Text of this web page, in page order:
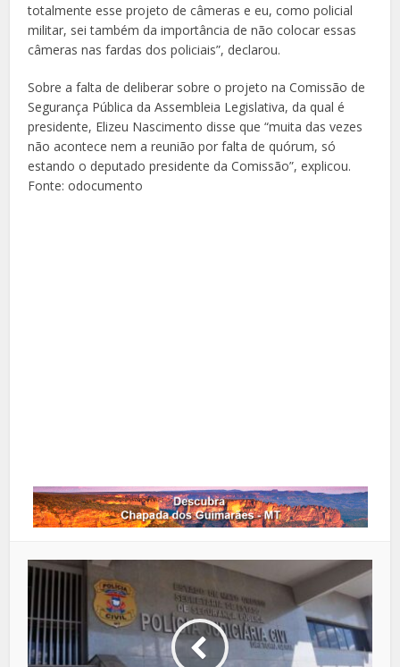
totalmente esse projeto de câmeras e eu, como policial
militar, sei também da importância de não colocar essas
câmeras nas fardas dos policiais”, declarou.
Sobre a falta de deliberar sobre o projeto na Comissão de
Segurança Pública da Assembleia Legislativa, da qual é
presidente, Elizeu Nascimento disse que “muita das vezes
não acontece nem a reunião por falta de quórum, só
estando o deputado presidente da Comissão”, explicou.
Fonte: odocumento